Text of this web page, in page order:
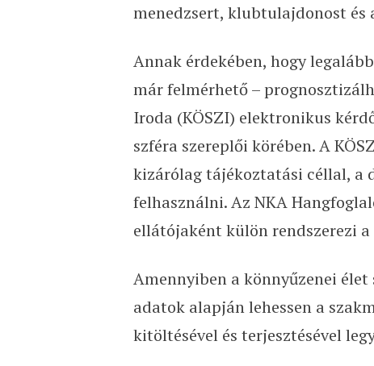
menedzsert, klubtulajdonost
Annak érdekében, hogy
már felmérhető –
Iroda (KÖSZI) elektronikus
szféra szereplői körében. A
kizárólag tájékoztatási céllal, a
felhasználni. Az NKA
ellátójaként külön rendszerezi
Amennyiben a könnyűzenei
adatok alapján lehessen a
kitöltésével és terjesztésével